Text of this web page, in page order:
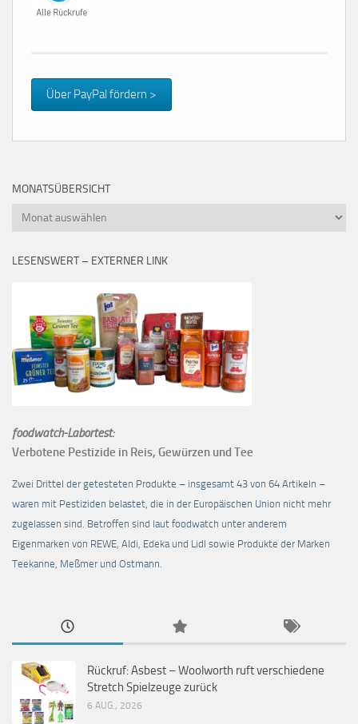
Über PayPal fördern >
MONATSÜBERSICHT
Monatsübersicht
LESENSWERT – EXTERNER LINK
foodwatch-Labortest:
Verbotene Pestizide in Reis, Gewürzen und Tee
Zwei Drittel der getesteten Produkte – insgesamt 43 von 64 Artikeln –
waren mit Pestiziden belastet, die in der Europäischen Union nicht mehr
zugelassen sind. Betroffen sind laut foodwatch unter anderem
Eigenmarken von REWE, Aldi, Edeka und Lidl sowie Produkte der Marken
Teekanne, Meßmer und Ostmann.
Rückruf: Asbest – Woolworth ruft verschiedene
Stretch Spielzeuge zurück
6 AUG., 2026